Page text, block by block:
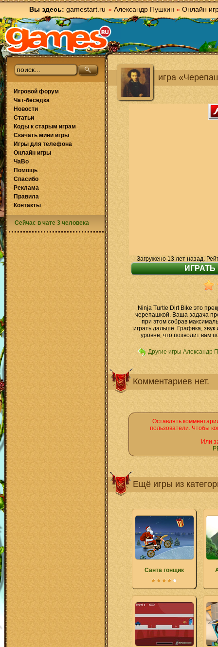
Вы здесь: gamestart.ru » Александр Пушкин » Онлайн
игра
Загружено 13 лет назад.
Ninja Turtle Dirt Bike это
черепашкой. Ваша задача
при этом собрав
играть дальше. Графика,
уровне, что позволит вам
Другие игры Александр
Комментариев нет.
Оставлять
пользователи. Чтобы
Или
Ещё игры из
Санта гонщик
Игровой форум
Чат-беседка
Новости
Статьи
Коды к старым играм
Скачать мини игры
Игры для телефона
Онлайн игры
ЧаВо
Помощь
Спасибо
Реклама
Правила
Контакты
Сейчас в чате 3 человека